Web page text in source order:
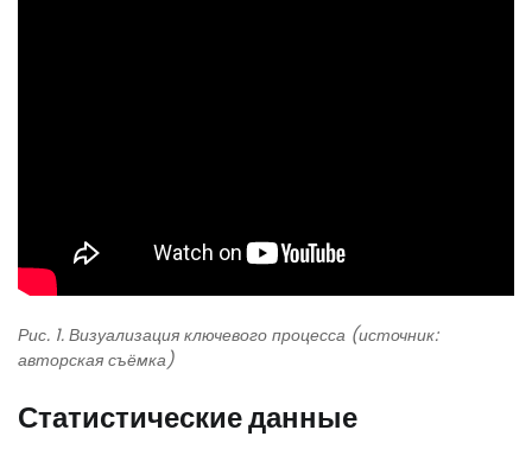
Рис. 1. Визуализация ключевого процесса (источник:
авторская съёмка)
Статистические данные